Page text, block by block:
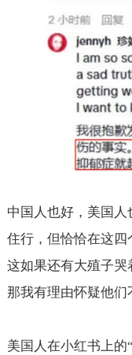
中国人也好，美国
住行，但恰恰在这
这如果还有大殖子哭
那我有理由怀疑他们
美国人在小红书上的“